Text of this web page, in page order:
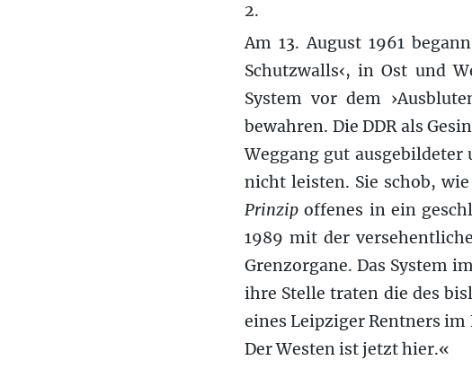
2.
Am 13. August 1961
Schutzwalls‹, in Ost und
System vor dem
bewahren. Die DDR als
Weggang gut
nicht leisten. Sie schob,
Prinzip offenes in ein
1989 mit der
Grenzorgane. Das System
ihre Stelle traten die des
eines Leipziger Rentners
Der Westen ist jetzt hier.«